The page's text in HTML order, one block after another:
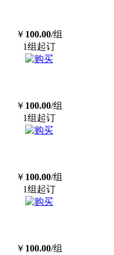
￥ 100.00/组
1组起订
￥ 100.00/组
1组起订
￥ 100.00/组
1组起订
￥ 100.00/组